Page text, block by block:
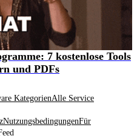
7 kostenlose Tools
und PDFs
KategorienAlle Service
NutzungsbedingungenFür